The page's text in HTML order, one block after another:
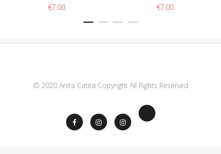
€7.00
€7.00
© 2020 Anita Catita Copyright All Rights Reserved